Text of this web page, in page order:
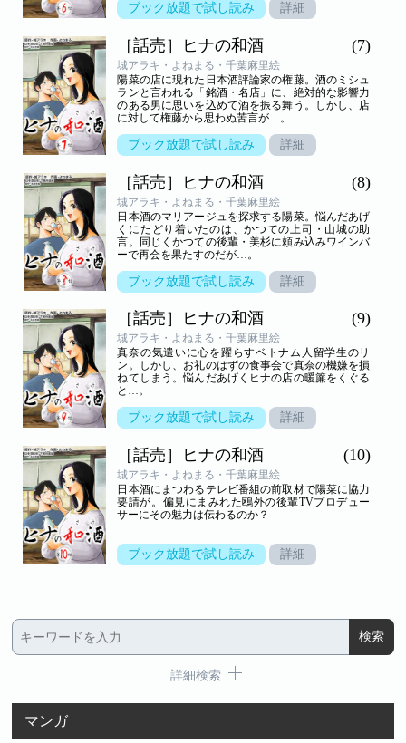
ブック放題で試し読み 詳細
［話売］ヒナの和酒 (7)
城アラキ・よねまる・千葉麻里絵
陽菜の店に現れた日本酒評論家の権藤。酒のミシュ
ランと言われる「銘酒・名店」に、絶対的な影響力
のある男に思いを込めて酒を振る舞う。しかし、店
に対して権藤から思わぬ苦言が…。
ブック放題で試し読み 詳細
［話売］ヒナの和酒 (8)
城アラキ・よねまる・千葉麻里絵
日本酒のマリアージュを探求する陽菜。悩んだあげ
くにたどり着いたのは、かつての上司・山城の助
言。同じくかつての後輩・美杉に頼み込みワインバ
ーで再会を果たすのだが…。
ブック放題で試し読み 詳細
［話売］ヒナの和酒 (9)
城アラキ・よねまる・千葉麻里絵
真奈の気遣いに心を躍らすベトナム人留学生のリ
ン。しかし、お礼のはずの食事会で真奈の機嫌を損
ねてしまう。悩んだあげくヒナの店の暖簾をくぐる
と…。
ブック放題で試し読み 詳細
［話売］ヒナの和酒 (10)
城アラキ・よねまる・千葉麻里絵
日本酒にまつわるテレビ番組の前取材で陽菜に協力
要請が。偏見にまみれた鴎外の後輩TVプロデュー
サーにその魅力は伝わるのか？
ブック放題で試し読み 詳細
詳細検索
マンガ